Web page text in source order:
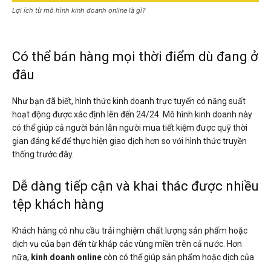
Lợi ích từ mô hình kinh doanh online là gì?
Có thể bán hàng mọi thời điểm dù đang ở
đâu
Như bạn đã biết, hình thức kinh doanh trực tuyến có năng suất
hoạt động được xác định lên đến 24/24. Mô hình kinh doanh này
có thể giúp cả người bán lẫn người mua tiết kiệm được quỹ thời
gian đáng kể để thực hiện giao dịch hơn so với hình thức truyền
thống trước đây.
Dễ dàng tiếp cận và khai thác được nhiều
tệp khách hàng
Khách hàng có nhu cầu trải nghiệm chất lượng sản phẩm hoặc
dịch vụ của bạn đến từ khắp các vùng miền trên cả nước. Hơn
nữa, kinh doanh onlinecòn có thể giúp sản phẩm hoặc dịch của